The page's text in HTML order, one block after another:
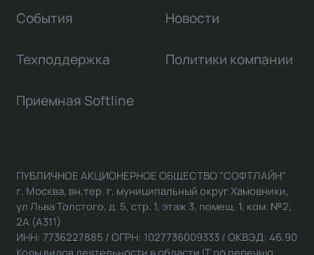
События Новости
Техподдержка Политики компании
Приемная Softline
ПУБЛИЧНОЕ АКЦИОНЕРНОЕ ОБЩЕСТВО "СОФТЛАЙН"
г. Москва, вн.тер. г. муниципальный округ Хамовники,
ул Льва Толстого, д. 5, стр. 1, этаж 3, помещ. 1, ком. №2,
2А (А311)
ИНН: 7736227885 / ОГРН: 1027736009333 / ОКВЭД: 46.90